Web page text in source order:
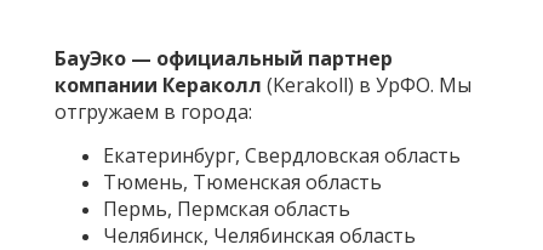
БауЭко — официальный партнер
компании Кераколл (Kerakoll) в УрФО. Мы
отгружаем в города:
Екатеринбург, Свердловская область
Тюмень, Тюменская область
Пермь, Пермская область
Челябинск, Челябинская область